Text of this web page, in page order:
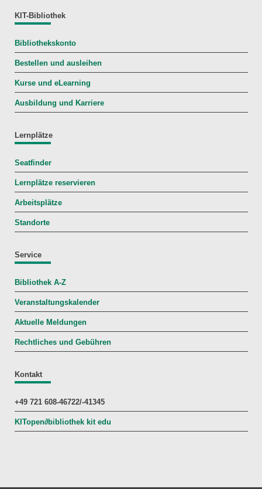
KIT-Bibliothek
Bibliothekskonto
Bestellen und ausleihen
Kurse und eLearning
Ausbildung und Karriere
Lernplätze
Seatfinder
Lernplätze reservieren
Arbeitsplätze
Standorte
Service
Bibliothek A-Z
Veranstaltungskalender
Aktuelle Meldungen
Rechtliches und Gebühren
Kontakt
+49 721 608-46722/-41345
KITopen∂bibliothek kit edu